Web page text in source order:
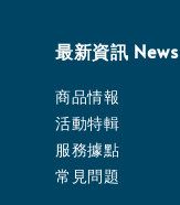
最新資訊 News
商品情報
活動特輯
服務據點
常見問題